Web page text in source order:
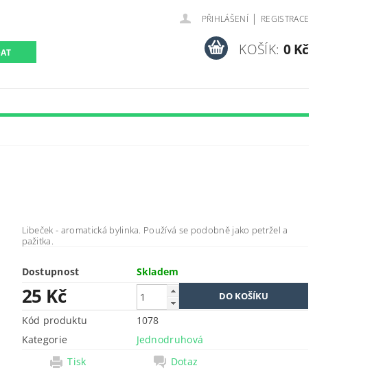
PŘIHLÁŠENÍ | REGISTRACE
KOŠÍK: 0 Kč
Libeček - aromatická bylinka. Používá se podobně jako petržel a
pažitka.
Dostupnost Skladem
25 Kč
Kód produktu
1078
Kategorie
Jednodruhová
Tisk
Dotaz